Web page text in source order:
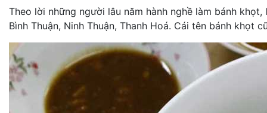
Theo lời những người lâu năm hành nghề làm bánh
Bình Thuận, Ninh Thuận, Thanh Hoá. Cái tên bánh khọt